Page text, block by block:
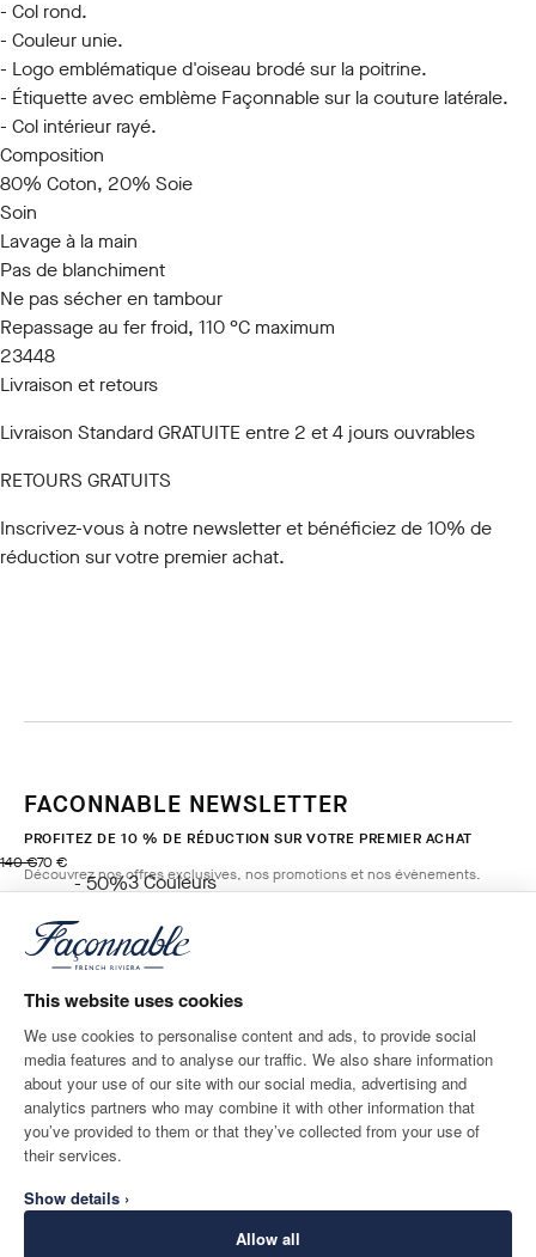
This website uses cookies
We use cookies to personalise content and ads, to provide social
media features and to analyse our traffic. We also share information
about your use of our site with our social media, advertising and
analytics partners who may combine it with other information that
you’ve provided to them or that they’ve collected from your use of
their services.
Show details ›
Allow all
- Col rond.
- Couleur unie.
- Logo emblématique d'oiseau brodé sur la poitrine.
- Étiquette avec emblème Façonnable sur la couture latérale.
- Col intérieur rayé.
Composition
80% Coton, 20% Soie
Soin
Lavage à la main
Pas de blanchiment
Ne pas sécher en tambour
Repassage au fer froid, 110 °C maximum
23448
Livraison et retours
Livraison Standard GRATUITE entre 2 et 4 jours ouvrables
RETOURS GRATUITS
Inscrivez-vous à notre newsletteret bénéficiez de 10% de
réduction sur votre premier achat.
140 €
original price 140 €
70 €
current price 70 €
- 50%3Couleurs
BLUE
FACONNABLE NEWSLETTER
PROFITEZ DE 10 % DE RÉDUCTION SUR VOTRE PREMIER ACHAT
Découvrez nos offres exclusives, nos promotions et nos évènements.
E-mail*
ADRESSE POSTALE
France
LANGUE
Français
CONTACTEZ-NOUS